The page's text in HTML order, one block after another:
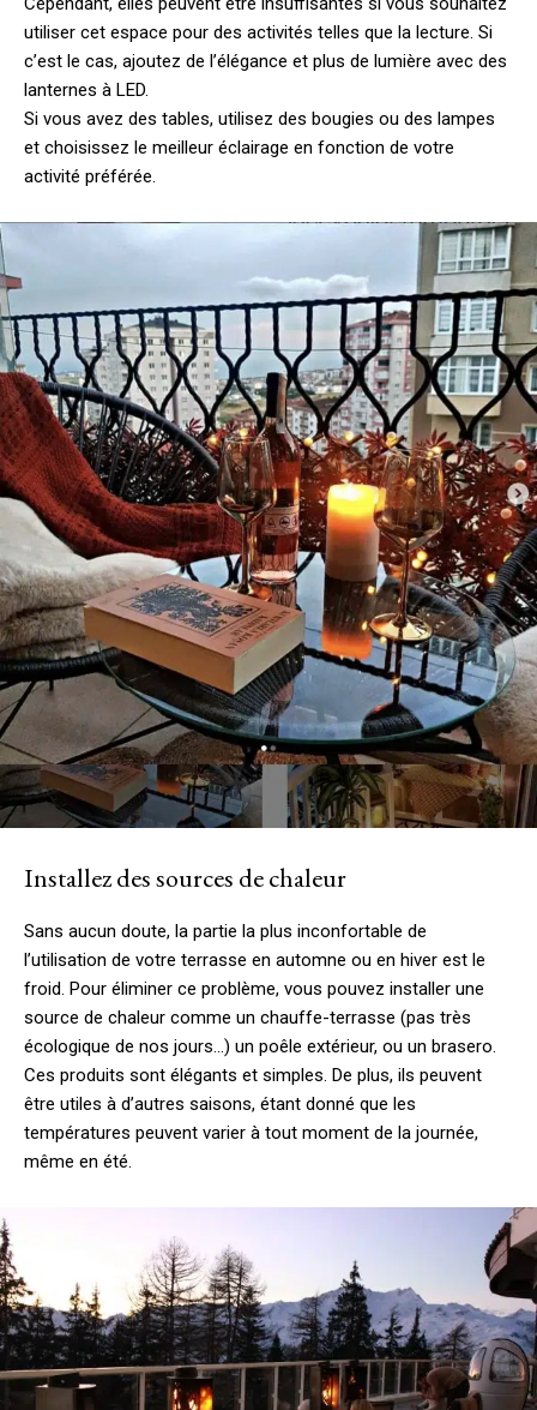
utiliser cet espace pour des activités telles que la lecture. Si
c’est le cas, ajoutez de l’élégance et plus de lumière avec des
lanternes à LED.
Si vous avez des tables, utilisez des bougies ou des lampes
et choisissez le meilleur éclairage en fonction de votre
activité préférée.
Installez des sources de chaleur
Sans aucun doute, la partie la plus inconfortable de
l’utilisation de votre terrasse en automne ou en hiver est le
froid. Pour éliminer ce problème, vous pouvez installer une
source de chaleur comme un chauffe-terrasse (pas très
écologique de nos jours…) un poêle extérieur, ou un brasero.
Ces produits sont élégants et simples. De plus, ils peuvent
être utiles à d’autres saisons, étant donné que les
températures peuvent varier à tout moment de la journée,
même en été.